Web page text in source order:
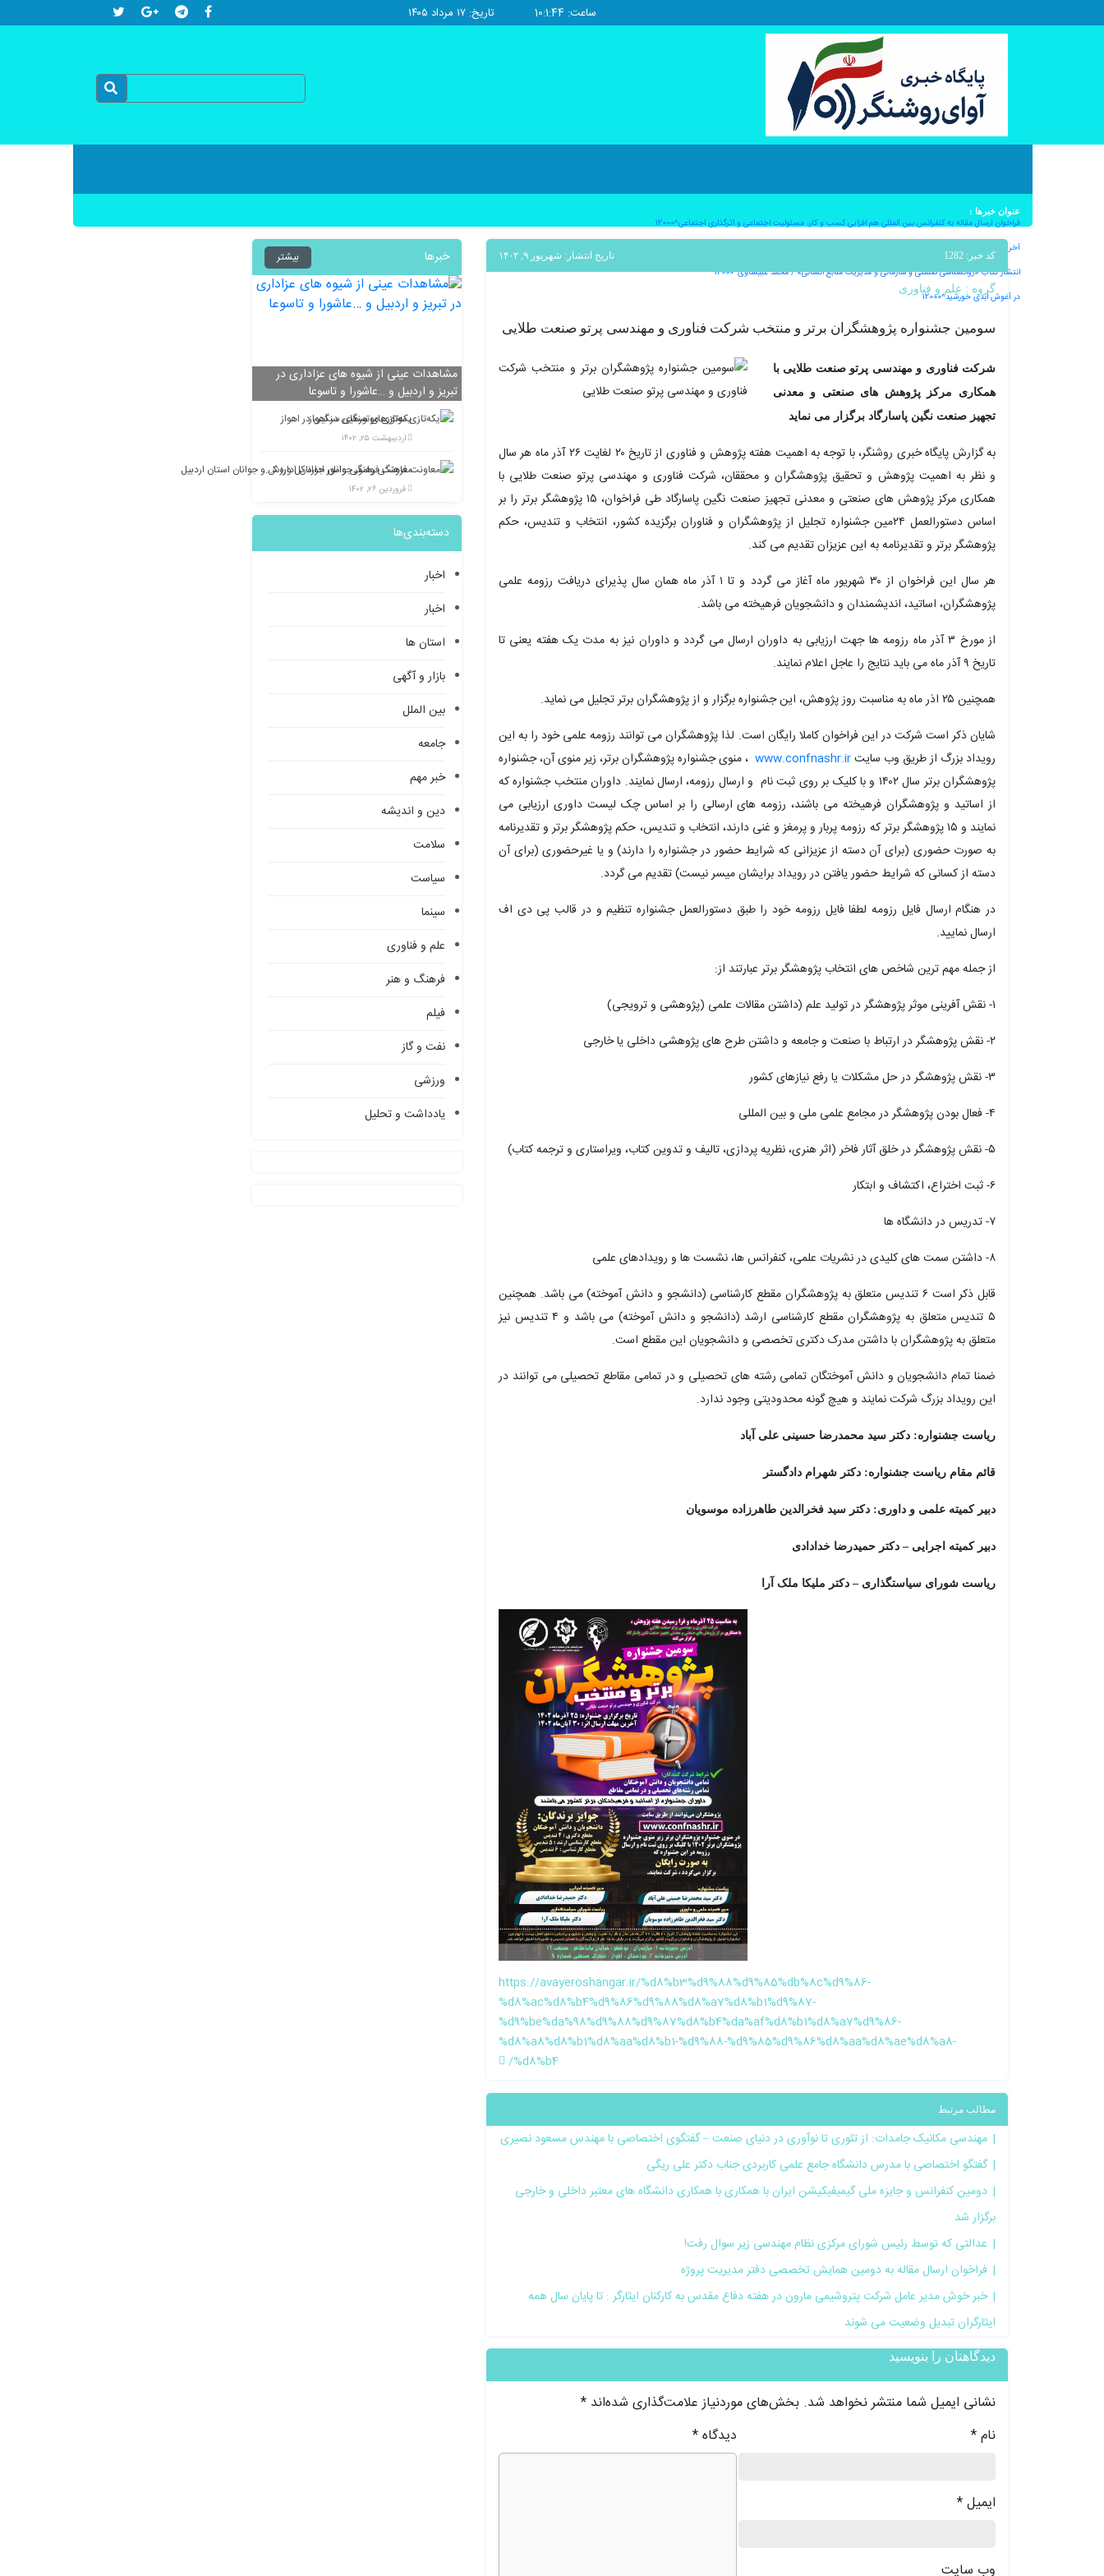
ساعت: 10:1:45 تاریخ: ۱۷ مرداد ۱۴۰۵
عنوان خبرها :
فراخوان ارسال مقاله به کنفرانس بین المللی هم افزایی کسب و کار، مسئولیت اجتماعی و اثرگذاری اجتماعی^12000
آخرین کامیت؛بدرود ماهان ملک آرا – به قلم دکتر ملیکا ملک آرا^12000
انتشار کتاب «روانشناسی صنعتی و سازمانی و مدیریت منابع انسانی» / محمد غبیشاوی^12000
در آغوش ابدی خورشید^12000
کد خبر: 1282 تاریخ انتشار: شهریور ۹, ۱۴۰۲
گروه : علم و فناوری
سومین جشنواره پژوهشگران برتر و منتخب شرکت فناوری و مهندسی پرتو صنعت طلایی
شرکت فناوری و مهندسی پرتو صنعت طلایی با
همکاری مرکز پژوهش های صنعتی و معدنی
تجهیز صنعت نگین پاسارگاد برگزار می نماید
به گزارش پایگاه خبری روشنگر، با توجه به اهمیت هفته پژوهش و فناوری از تاریخ ۲۰ لغایت ۲۶ آذر ماه هر سال
و نظر به اهمیت پژوهش و تحقیق پژوهشگران و محققان، شرکت فناوری و مهندسی پرتو صنعت طلایی با
همکاری مرکز پژوهش های صنعتی و معدنی تجهیز صنعت نگین پاسارگاد طی فراخوان، ۱۵ پژوهشگر برتر را بر
اساس دستورالعمل ۲۴مین جشنواره تجلیل از پژوهشگران و فناوران برگزیده کشور، انتخاب و تندیس، حکم
پژوهشگر برتر و تقدیرنامه به این عزیزان تقدیم می کند.
هر سال این فراخوان از ۳۰ شهریور ماه آغاز می گردد و تا ۱ آذر ماه همان سال پذیرای دریافت رزومه علمی
پژوهشگران، اساتید، اندیشمندان و دانشجویان فرهیخته می باشد.
از مورخ ۳ آذر ماه رزومه ها جهت ارزیابی به داوران ارسال می گردد و داوران نیز به مدت یک هفته یعنی تا
تاریخ ۹ آذر ماه می باید نتایج را عاجل اعلام نمایند.
همچنین ۲۵ اذر ماه به مناسبت روز پژوهش، این جشنواره برگزار و از پژوهشگران برتر تجلیل می نماید.
شایان ذکر است شرکت در این فراخوان کاملا رایگان است. لذا پژوهشگران می توانند رزومه علمی خود را به این
رویداد بزرگ از طریق وب سایتwww.confnashr.ir ، منوی جشنواره پژوهشگران برتر، زیر منوی آن، جشنواره
پژوهشگران برتر سال ۱۴۰۲ و با کلیک بر روی ثبت نام و ارسال رزومه، ارسال نمایند. داوران منتخب جشنواره که
از اساتید و پژوهشگران فرهیخته می باشند، رزومه های ارسالی را بر اساس چک لیست داوری ارزیابی می
نمایند و ۱۵ پژوهشگر برتر که رزومه پربار و پرمغز و غنی دارند، انتخاب و تندیس، حکم پژوهشگر برتر و تقدیرنامه
به صورت حضوری (برای آن دسته از عزیزانی که شرایط حضور در جشنواره را دارند) و یا غیرحضوری (برای آن
دسته از کسانی که شرایط حضور یافتن در رویداد برایشان میسر نیست) تقدیم می گردد.
در هنگام ارسال فایل رزومه لطفا فایل رزومه خود را طبق دستورالعمل جشنواره تنظیم و در قالب پی دی اف
ارسال نمایید.
از جمله مهم ترین شاخص های انتخاب پژوهشگر برتر عبارتند از:
۱- نقش آفرینی موثر پژوهشگر در تولید علم (داشتن مقالات علمی (پژوهشی و ترویجی)
۲- نقش پژوهشگر در ارتباط با صنعت و جامعه و داشتن طرح های پژوهشی داخلی یا خارجی
۳- نقش پژوهشگر در حل مشکلات یا رفع نیازهای کشور
۴- فعال بودن پژوهشگر در مجامع علمی ملی و بین المللی
۵- نقش پژوهشگر در خلق آثار فاخر (اثر هنری، نظریه پردازی، تالیف و تدوین کتاب، ویراستاری و ترجمه کتاب)
۶- ثبت اختراع، اکتشاف و ابتکار
۷- تدریس در دانشگاه ها
۸- داشتن سمت های کلیدی در نشریات علمی، کنفرانس ها، نشست ها و رویدادهای علمی
قابل ذکر است ۶ تندیس متعلق به پژوهشگران مقطع کارشناسی (دانشجو و دانش آموخته) می باشد. همچنین
۵ تندیس متعلق به پژوهشگران مقطع کارشناسی ارشد (دانشجو و دانش آموخته) می باشد و ۴ تندیس نیز
متعلق به پژوهشگران با داشتن مدرک دکتری تخصصی و دانشجویان این مقطع است.
ضمنا تمام دانشجویان و دانش آموختگان تمامی رشته های تحصیلی و در تمامی مقاطع تحصیلی می توانند در
این رویداد بزرگ شرکت نمایند و هیچ گونه محدودیتی وجود ندارد.
ریاست جشنواره: دکتر سید محمدرضا حسینی علی آباد
قائم مقام ریاست جشنواره: دکتر شهرام دادگستر
دبیر کمیته علمی و داوری: دکتر سید فخرالدین طاهرزاده موسویان
دبیر کمیته اجرایی – دکتر حمیدرضا خدادادی
ریاست شورای سیاستگذاری – دکتر ملیکا ملک آرا
https://avayeroshangar.ir/%d8%b3%d9%88%d9%85%db%8c%d9%86-
%d8%ac%d8%b4%d9%86%d9%88%d8%a7%d8%b1%d9%87-
%d9%be%da%98%d9%88%d9%87%d8%b4%da%af%d8%b1%d8%a7%d9%86-
%d8%a8%d8%b1%d8%aa%d8%b1-%d9%88-%d9%85%d9%86%d8%aa%d8%ae%d8%a8-
%d8%b4/
مطالب مرتبط
مهندسی مکانیک جامدات: از تئوری تا نوآوری در دنیای صنعت – گفتگوی اختصاصی با مهندس مسعود نصیری
گفتگو اختصاصی با مدرس دانشگاه جامع علمی کاربردی جناب دکتر علی ریگی
دومین کنفرانس و جایزه ملی گیمیفیکیشن ایران با همکاری با همکاری دانشگاه های معتبر داخلی و خارجی
برگزار شد
عدالتی که توسط رئیس شورای مرکزی نظام مهندسی زیر سوال رفت!
فراخوان ارسال مقاله به دومین همایش تخصصی دفتر مدیریت پروژه
خبر خوش مدیر عامل شرکت پتروشیمی مارون در هفته دفاع مقدس به کارکنان ایثارگر : تا پایان سال همه
ایثارگران تبدیل وضعیت می شوند
دیدگاهتان را بنویسید
نشانی ایمیل شما منتشر نخواهد شد. بخش‌های موردنیاز علامت‌گذاری شده‌اند *
دیدگاه* نام*
ایمیل*
وب‌ سایت
خبرها بیشتر
مشاهدات عینی از شیوه های عزاداری در
تبریز و اردبیل و …عاشورا و تاسوعا
یکه‌تازی موتورهای سنگین در اهواز
اردیبهشت ۲۵, ۱۴۰۲
معاونت فرهنگی وامور جوانان اداره کل ورزش و جوانان استان اردبیل
فروردین ۲۶, ۱۴۰۲
دسته‌بندی‌ها
اخبار
اخبار
استان ها
بازار و آگهی
بین الملل
جامعه
خبر مهم
دین و اندیشه
سلامت
سیاست
سینما
علم و فناوری
فرهنگ و هنر
فیلم
نفت و گاز
ورزشی
یادداشت و تحلیل